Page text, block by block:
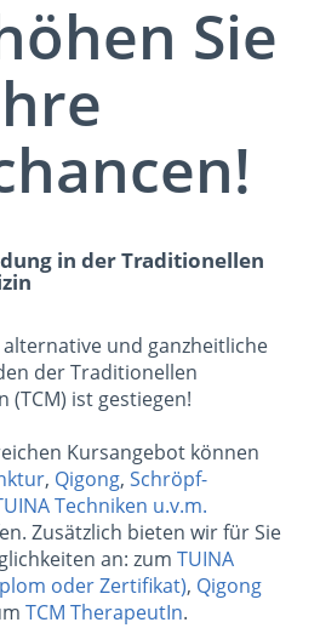
Sie
in der Traditionellen
und ganzheitliche
der Traditionellen
(TCM) ist gestiegen!
Kursangebot können
, Qigong, Schröpf-
Techniken u.v.m.
Zusätzlich bieten wir für Sie
an: zum TUINA
oder Zertifikat), Qigong
TCM TherapeutIn.